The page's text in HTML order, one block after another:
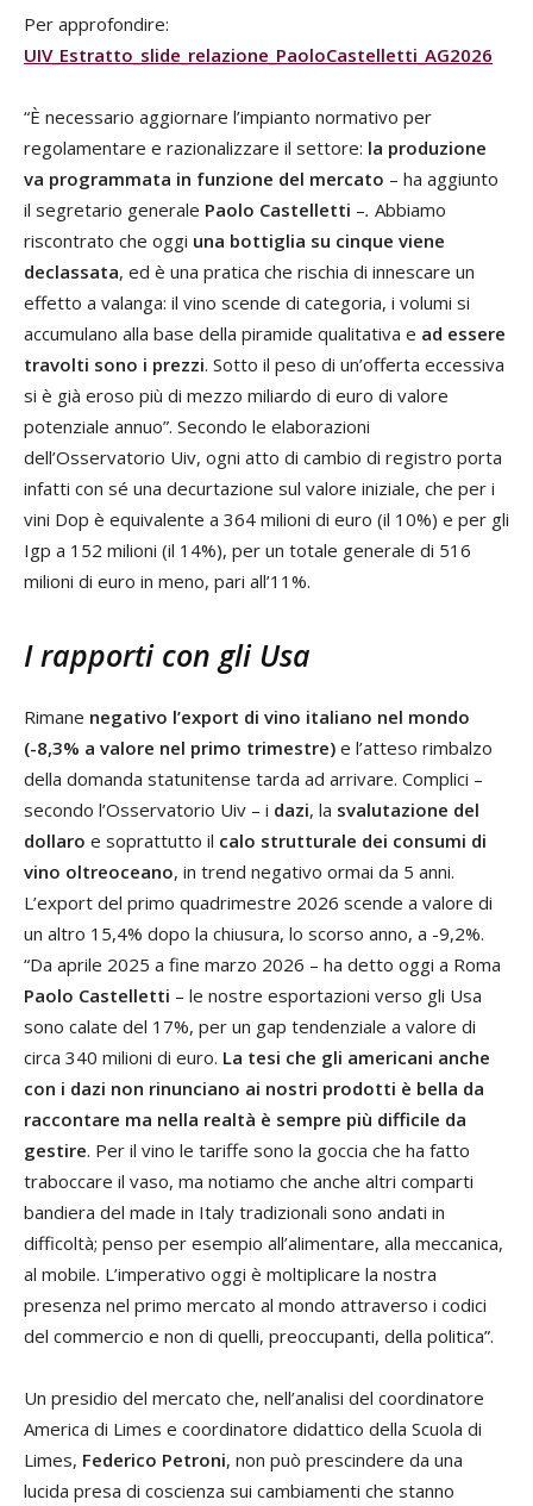
Per approfondire:
UIV_Estratto_slide_relazione_PaoloCastelletti_AG2026
“È necessario aggiornare l’impianto normativo per
regolamentare e razionalizzare il settore: la produzione
va programmata in funzione del mercato – ha aggiunto
il segretario generale Paolo Castelletti –. Abbiamo
riscontrato che oggi una bottiglia su cinque viene
declassata, ed è una pratica che rischia di innescare un
effetto a valanga: il vino scende di categoria, i volumi si
accumulano alla base della piramide qualitativa e ad essere
travolti sono i prezzi. Sotto il peso di un’offerta eccessiva
si è già eroso più di mezzo miliardo di euro di valore
potenziale annuo”. Secondo le elaborazioni
dell’Osservatorio Uiv, ogni atto di cambio di registro porta
infatti con sé una decurtazione sul valore iniziale, che per i
vini Dop è equivalente a 364 milioni di euro (il 10%) e per gli
Igp a 152 milioni (il 14%), per un totale generale di 516
milioni di euro in meno, pari all’11%.
I rapporti con gli Usa
Rimane negativo l’export di vino italiano nel mondo
(-8,3% a valore nel primo trimestre) e l’atteso rimbalzo
della domanda statunitense tarda ad arrivare. Complici –
secondo l’Osservatorio Uiv – i dazi, la svalutazione del
dollaro e soprattutto il calo strutturale dei consumi di
vino oltreoceano, in trend negativo ormai da 5 anni.
L’export del primo quadrimestre 2026 scende a valore di
un altro 15,4% dopo la chiusura, lo scorso anno, a -9,2%.
“Da aprile 2025 a fine marzo 2026 – ha detto oggi a Roma
Paolo Castelletti – le nostre esportazioni verso gli Usa
sono calate del 17%, per un gap tendenziale a valore di
circa 340 milioni di euro. La tesi che gli americani anche
con i dazi non rinunciano ai nostri prodotti è bella da
raccontare ma nella realtà è sempre più difficile da
gestire. Per il vino le tariffe sono la goccia che ha fatto
traboccare il vaso, ma notiamo che anche altri comparti
bandiera del made in Italy tradizionali sono andati in
difficoltà; penso per esempio all’alimentare, alla meccanica,
al mobile. L’imperativo oggi è moltiplicare la nostra
presenza nel primo mercato al mondo attraverso i codici
del commercio e non di quelli, preoccupanti, della politica”.
Un presidio del mercato che, nell’analisi del coordinatore
America di Limes e coordinatore didattico della Scuola di
Limes, Federico Petroni, non può prescindere da una
lucida presa di coscienza sui cambiamenti che stanno